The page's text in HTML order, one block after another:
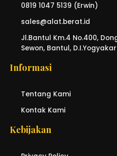
0819 1047 5139 (Erwin)
sales@alat.berat.id
Jl.Bantul Km.4 No.400,
Sewon, Bantul,
Informasi
Tentang Kami
Kontak Kami
Kebijakan